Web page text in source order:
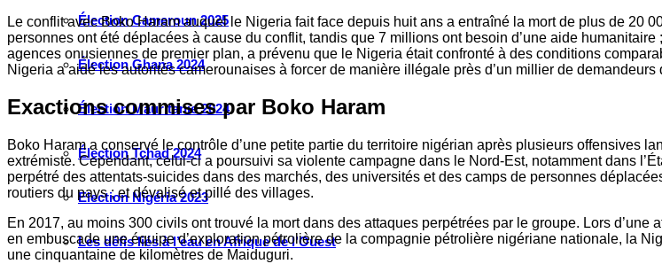
Élection Cameroun 2025
Élection Ghana 2024
Élection Mauritanie 2024
Élection Tchad 2024
Election Nigéria 2023
Les défis liés à l’eau en Afrique de l’Ouest
Le conflit avec Boko Haram auquel le Nigeria fait face depuis huit ans a entraîné la mort de plus de 20
personnes ont été déplacées à cause du conflit, tandis que 7 millions ont besoin d’une aide
agences onusiennes de premier plan, a prévenu que le Nigeria était confronté à des conditions
Nigeria a aidé les autorités camerounaises à forcer de manière illégale près d’un millier de demandeurs
Exactions commises par Boko Haram
Boko Haram a conservé le contrôle d’une petite partie du territoire nigérian après plusieurs offensives
extrémiste. Cependant, celui-ci a poursuivi sa violente campagne dans le Nord-Est, notamment dans
perpétré des attentats-suicides dans des marchés, des universités et des camps de personnes
routiers du pays ; et dévalisé et pillé des villages.
En 2017, au moins 300 civils ont trouvé la mort dans des attaques perpétrées par le groupe. Lors
en embuscade une équipe d’exploration pétrolière de la compagnie pétrolière nigériane nationale, la
une cinquantaine de kilomètres de Maiduguri.